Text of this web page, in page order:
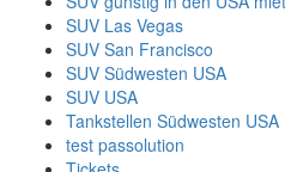
SUV Las Vegas
SUV San Francisco
SUV Südwesten USA
SUV USA
Tankstellen Südwesten USA
test passolution